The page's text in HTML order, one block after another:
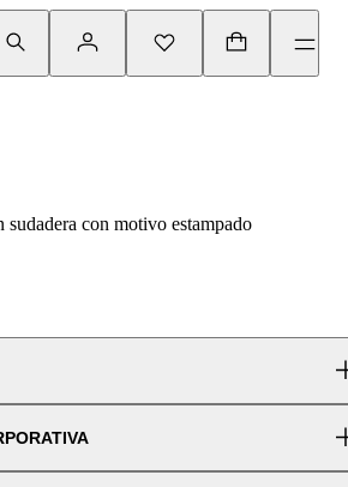
sudadera con motivo estampado